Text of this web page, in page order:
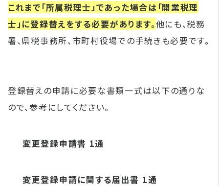
これまで「所属税理士」であった場合は「開業税理
士」に登録替えをする必要があります。他にも、税務
署、県税事務所、市町村役場での手続きも必要です。
登録替えの申請に必要な書類一式は以下の通りな
ので、参考にしてください。
変更登録申請書 1通
変更登録申請に関する届出書 1通